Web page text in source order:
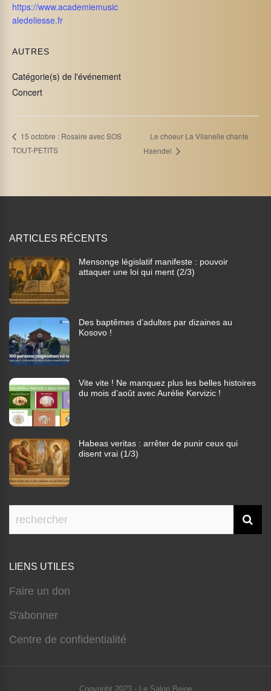
https://www.academiemusic
aledeliesse.fr
AUTRES
Catégorie(s) de l'événement
Concert
15 octobre : Rosaire avec SOS
TOUT-PETITS
Le choeur La Vilanelle chante
Haendel
ARTICLES RÉCENTS
Mensonge législatif manifeste : pouvoir
attaquer une loi qui ment (2/3)
Des baptêmes d’adultes par dizaines au
Kosovo !
Vite vite ! Ne manquez plus les belles histoires
du mois d’août avec Aurélie Kervizic !
Habeas veritas : arrêter de punir ceux qui
disent vrai (1/3)
LIENS UTILES
Faire un don
S'abonner
Centre de confidentialité
Copyright 2023 - Le Salon Beige